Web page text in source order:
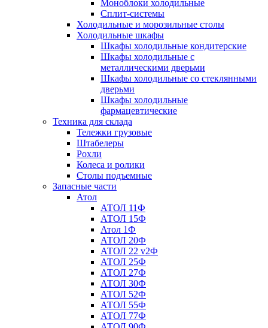
Моноблоки холодильные
Сплит-системы
Холодильные и морозильные столы
Холодильные шкафы
Шкафы холодильные кондитерские
Шкафы холодильные с
металлическими дверьми
Шкафы холодильные со стеклянными
дверьми
Шкафы холодильные
фармацевтические
Техника для склада
Тележки грузовые
Штабелеры
Рохли
Колеса и ролики
Столы подъемные
Запасные части
Атол
АТОЛ 11Ф
АТОЛ 15Ф
Атол 1Ф
АТОЛ 20Ф
АТОЛ 22 v2Ф
АТОЛ 25Ф
АТОЛ 27Ф
АТОЛ 30Ф
АТОЛ 52Ф
АТОЛ 55Ф
АТОЛ 77Ф